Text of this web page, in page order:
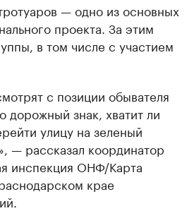
— одно из основных
проекта. За этим
в том числе с участием
с позиции обывателя
знак, хватит ли
улицу на зеленый
— рассказал координатор
инспекция ОНФ/Карта
крае